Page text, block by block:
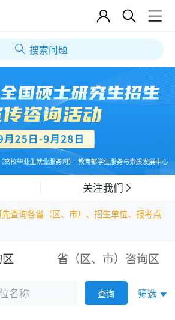
搜索问题
关注我们
查询各省（区、市）、招生单位、报考点
省（区、市）咨询区
查询 筛选